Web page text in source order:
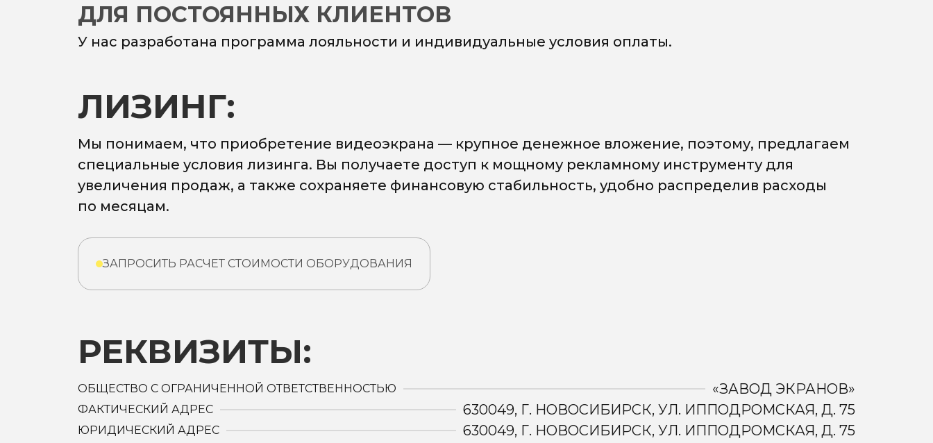
ДЛЯ ПОСТОЯННЫХ КЛИЕНТОВ
У нас разработана программа лояльности и индивидуальные условия оплаты.
ЛИЗИНГ:
Мы понимаем, что приобретение видеоэкрана — крупное денежное вложение, поэтому, предлагаем
специальные условия лизинга. Вы получаете доступ к мощному рекламному инструменту для
увеличения продаж, а также сохраняете финансовую стабильность, удобно распределив расходы
по месяцам.
ЗАПРОСИТЬ РАСЧЕТ СТОИМОСТИ ОБОРУДОВАНИЯ
РЕКВИЗИТЫ:
ОБЩЕСТВО С ОГРАНИЧЕННОЙ ОТВЕТСТВЕННОСТЬЮ «ЗАВОД ЭКРАНОВ»
ФАКТИЧЕСКИЙ АДРЕС 630049, Г. НОВОСИБИРСК, УЛ. ИППОДРОМСКАЯ, Д. 75
ЮРИДИЧЕСКИЙ АДРЕС 630049, Г. НОВОСИБИРСК, УЛ. ИППОДРОМСКАЯ, Д. 75